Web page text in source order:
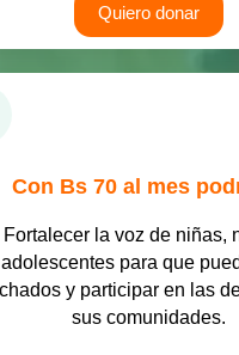
Quiero donar
Con Bs 70 al mes
Fortalecer la voz de niñas,
adolescentes para que
y participar en las
sus comunidades.